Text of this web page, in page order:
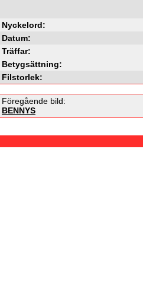
Nyckelord:
Datum:
Träffar:
Betygsättning:
Filstorlek:
Föregående bild:
BENNYS